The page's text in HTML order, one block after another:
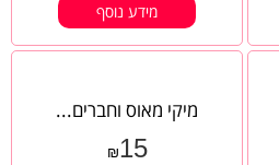
מידע נוסף
מיקי מאוס וחברים...
₪15